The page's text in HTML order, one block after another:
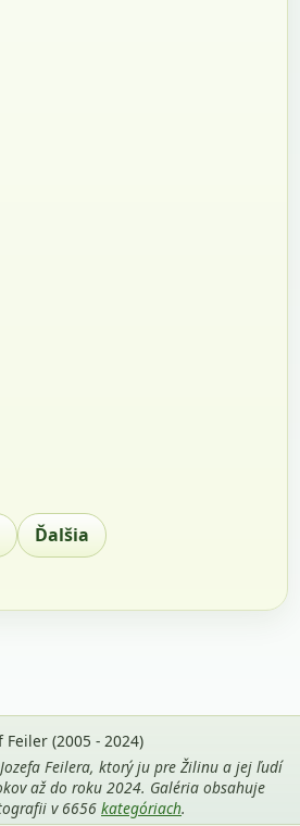
Ďalšia
Feiler (2005 - 2024)
Feilera, ktorý ju pre Žilinu a jej ľudí
až do roku 2024. Galéria obsahuje
v 6656 kategóriach.